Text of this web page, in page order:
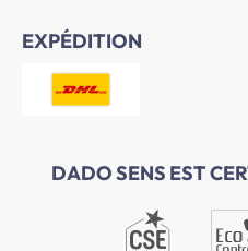
EXPÉDITION
DADO SENS EST